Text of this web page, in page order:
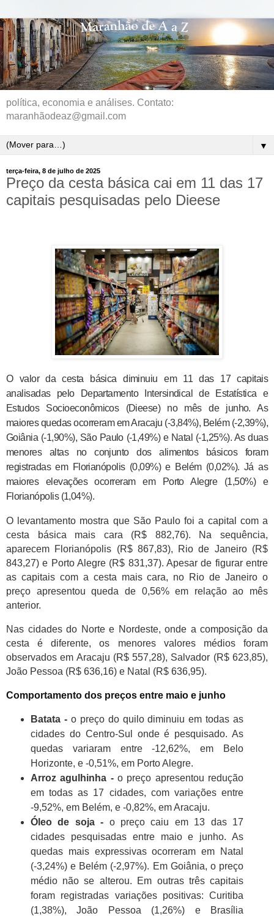
política, economia e análises. Contato:
maranhãodeaz@gmail.com
▼
terça-feira, 8 de julho de 2025
Preço da cesta básica cai em 11 das 17
capitais pesquisadas pelo Dieese
O valor da cesta básica diminuiu em 11 das 17 capitais
analisadas pelo Departamento Intersindical de Estatística e
Estudos Socioeconômicos (Dieese) no mês de junho. As
maiores quedas ocorreram em Aracaju (-3,84%), Belém (-2,39%),
Goiânia (-1,90%), São Paulo (-1,49%) e Natal (-1,25%). As duas
menores altas no conjunto dos alimentos básicos foram
registradas em Florianópolis (0,09%) e Belém (0,02%). Já as
maiores elevações ocorreram em Porto Alegre (1,50%) e
Florianópolis (1,04%).
O levantamento mostra que São Paulo foi a capital com a
cesta básica mais cara (R$ 882,76). Na sequência,
aparecem Florianópolis (R$ 867,83), Rio de Janeiro (R$
843,27) e Porto Alegre (R$ 831,37). Apesar de figurar entre
as capitais com a cesta mais cara, no Rio de Janeiro o
preço apresentou queda de 0,56% em relação ao mês
anterior.
Nas cidades do Norte e Nordeste, onde a composição da
cesta é diferente, os menores valores médios foram
observados em Aracaju (R$ 557,28), Salvador (R$ 623,85),
João Pessoa (R$ 636,16) e Natal (R$ 636,95).
Comportamento dos preços entre maio e junho
Batata - o preço do quilo diminuiu em todas as
cidades do Centro-Sul onde é pesquisado. As
quedas variaram entre -12,62%, em Belo
Horizonte, e -0,51%, em Porto Alegre.
Arroz agulhinha - o preço apresentou redução
em todas as 17 cidades, com variações entre
-9,52%, em Belém, e -0,82%, em Aracaju.
Óleo de soja - o preço caiu em 13 das 17
cidades pesquisadas entre maio e junho. As
quedas mais expressivas ocorreram em Natal
(-3,24%) e Belém (-2,97%). Em Goiânia, o preço
médio não se alterou. Em outras três capitais
foram registradas variações positivas: Curitiba
(1,38%), João Pessoa (1,26%) e Brasília